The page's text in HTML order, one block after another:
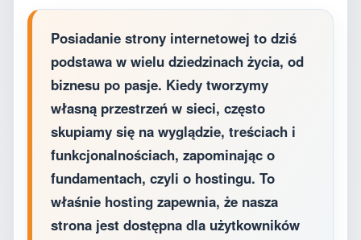
Posiadanie strony internetowej to dziś
podstawa w wielu dziedzinach życia, od
biznesu po pasje. Kiedy tworzymy
własną przestrzeń w sieci, często
skupiamy się na wyglądzie, treściach i
funkcjonalnościach, zapominając o
fundamentach, czyli o hostingu. To
właśnie hosting zapewnia, że nasza
strona jest dostępna dla użytkowników